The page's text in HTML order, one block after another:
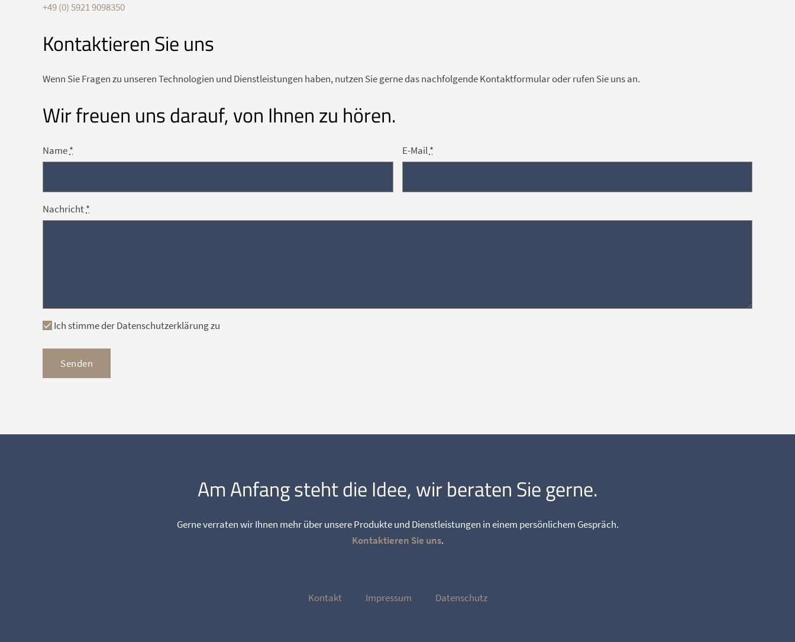
+49 (0) 5921 9098350
Kontaktieren Sie uns
Wenn Sie Fragen zu unseren Technologien und Dienstleistungen haben, nutzen Sie gerne das nachfolgende Kontaktformular oder rufen Sie uns an.
Wir freuen uns darauf, von Ihnen zu hören.
Name* E-Mail*
Nachricht*
Ich stimme der Datenschutzerklärung zu
Senden
Am Anfang steht die Idee, wir beraten Sie gerne.
Gerne verraten wir Ihnen mehr über unsere Produkte und Dienstleistungen in einem persönlichem Gespräch.
Kontaktieren Sie uns.
Kontakt Impressum Datenschutz